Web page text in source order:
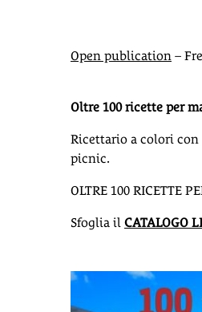
Open publication –
Oltre 100 ricette per
Ricettario a colori
picnic.
OLTRE 100 RICETTE
Sfoglia il CATALOGO